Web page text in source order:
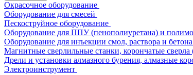
Окрасочное оборудование
Оборудование для смесей
Пескоструйное оборудование
Оборудование для ППУ (пенополиуретана) и
Оборудование для инъекции смол, раствора и бетона
Магнитные сверлильные станки, корончатые
Дрели и установки алмазного бурения, алмазные
Электроинструмент